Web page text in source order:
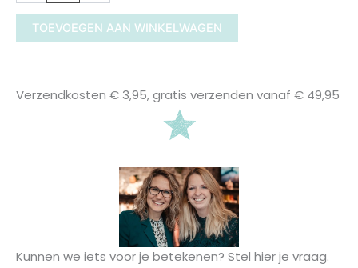
TOEVOEGEN AAN WINKELWAGEN
Verzendkosten € 3,95, gratis verzenden vanaf € 49,95
Kunnen we iets voor je betekenen? Stel hier je vraag.